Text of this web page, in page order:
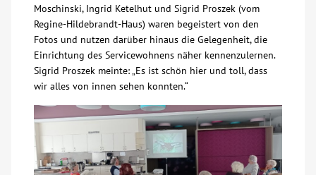
Veranstaltungen
Spenden
Mitmachen
Karriere
Moschinski, Ingrid Ketelhut und Sigrid Proszek (vom
Regine-Hildebrandt-Haus) waren begeistert von den
Fotos und nutzen darüber hinaus die Gelegenheit, die
Einrichtung des Servicewohnens näher kennenzulernen.
Sigrid Proszek meinte: „Es ist schön hier und toll, dass
wir alles von innen sehen konnten.“